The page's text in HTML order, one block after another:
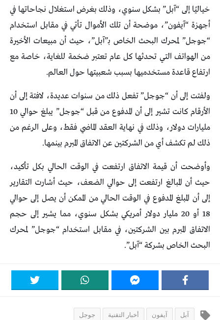
خياليًا إلى “آبل” بشكل سنوي، وذلك بغرض استغلال نجاحاتها في
أجهزة “آيفون”، موضحة أن تلك الأموال تأتي في مقابل استخدام
“جوجل” لمحرك البحث الخاص بـ”آبل”، حيث أن مبيعات الأخيرة
من الهواتف التي تحدثها كل عام تعتبر ضخمة للغاية، خاصة مع
ارتفاع قاعدة مستخدميها بسبب شعبيتها حول العالم.
ولفتت إلى أن “جوجل” تفعل ذلك من سنوات عديدة، لافتة إلى أن
الأرقام كانت تشير إلى أن المدفوع من قبل “جوجل” يبلغ حوالي 10
مليارات دولار، وذلك في نهاية العقد الماضي فقط، وعلى الرغم من
ذلك لم تكشف أي من الشركتين عن الاتفاق المبرم بينمها.
وأوضحت أن قيمة الاتفاق ارتفعت في الوقت الحالي بكل تأكيد،
حيث أن المبالغ ارتفعت إلى حوالي الضعف، حيث أشارت التقارير
إلى أن المبلغ المدفوع في الوقت الحالي من الممكن أن يصل إلى حوالي
18 أو 20 مليار دولار أمريكي بشكل سنوي، مما يشير إلى حجم
الاتفاق المبرم بين الشركتين، في مقابل استخدام “جوجل” لمحرك
البحث الخاص بشركة “آبل”.
آبل آيفون أخبار التقنية جوجل